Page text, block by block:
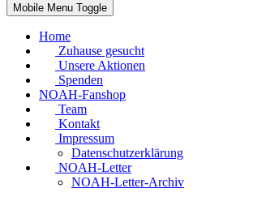
Mobile Menu Toggle
Home
Zuhause gesucht
Unsere Aktionen
Spenden
NOAH-Fanshop
Team
Kontakt
Impressum
Datenschutzerklärung
NOAH-Letter
NOAH-Letter-Archiv